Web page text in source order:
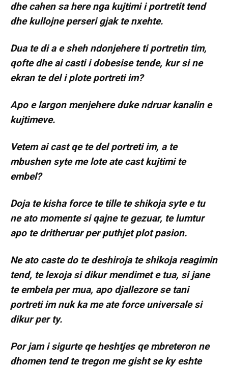
dhe cahen sa here nga kujtimi i portretit tend
dhe kullojne perseri gjak te nxehte.
Dua te di a e sheh ndonjehere ti portretin tim,
qofte dhe ai casti i dobesise tende, kur si ne
ekran te del i plote portreti im?
Apo e largon menjehere duke ndruar kanalin e
kujtimeve.
Vetem ai cast qe te del portreti im, a te
mbushen syte me lote ate cast kujtimi te
embel?
Doja te kisha force te tille te shikoja syte e tu
ne ato momente si qajne te gezuar, te lumtur
apo te dritheruar per puthjet plot pasion.
Ne ato caste do te deshiroja te shikoja reagimin
tend, te lexoja si dikur mendimet e tua, si jane
te embela per mua, apo djallezore se tani
portreti im nuk ka me ate force universale si
dikur per ty.
Por jam i sigurte qe heshtjes qe mbreteron ne
dhomen tend te tregon me gisht se ky eshte